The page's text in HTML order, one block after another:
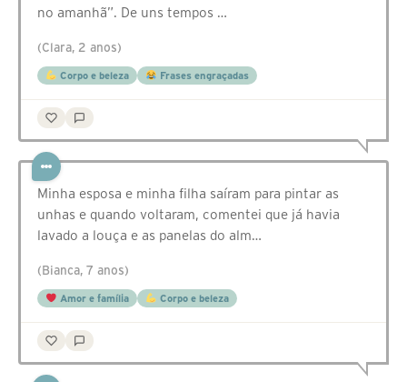
no amanhã”. De uns tempos …
(Clara, 2 anos)
Corpo e beleza Frases engraçadas
Minha esposa e minha filha saíram para pintar as
unhas e quando voltaram, comentei que já havia
lavado a louça e as panelas do alm…
(Bianca, 7 anos)
Amor e família Corpo e beleza